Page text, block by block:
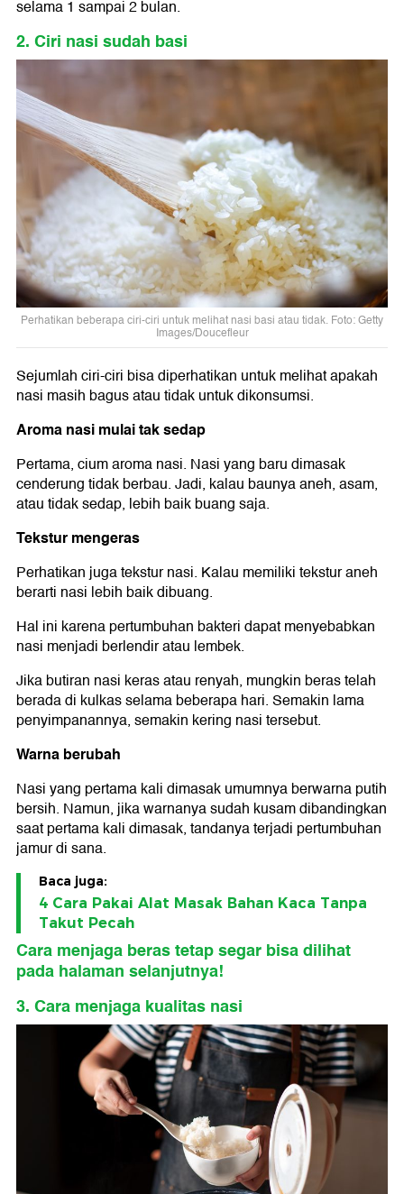
selama 1 sampai 2 bulan.
2. Ciri nasi sudah basi
Perhatikan beberapa ciri-ciri untuk melihat nasi basi atau tidak. Foto: Getty
Images/Doucefleur
Sejumlah ciri-ciri bisa diperhatikan untuk melihat apakah
nasi masih bagus atau tidak untuk dikonsumsi.
Aroma nasi mulai tak sedap
Pertama, cium aroma nasi. Nasi yang baru dimasak
cenderung tidak berbau. Jadi, kalau baunya aneh, asam,
atau tidak sedap, lebih baik buang saja.
Tekstur mengeras
Perhatikan juga tekstur nasi. Kalau memiliki tekstur aneh
berarti nasi lebih baik dibuang.
Hal ini karena pertumbuhan bakteri dapat menyebabkan
nasi menjadi berlendir atau lembek.
Jika butiran nasi keras atau renyah, mungkin beras telah
berada di kulkas selama beberapa hari. Semakin lama
penyimpanannya, semakin kering nasi tersebut.
Warna berubah
Nasi yang pertama kali dimasak umumnya berwarna putih
bersih. Namun, jika warnanya sudah kusam dibandingkan
saat pertama kali dimasak, tandanya terjadi pertumbuhan
jamur di sana.
Baca juga:
4 Cara Pakai Alat Masak Bahan Kaca Tanpa
Takut Pecah
Cara menjaga beras tetap segar bisa dilihat
pada halaman selanjutnya!
3. Cara menjaga kualitas nasi